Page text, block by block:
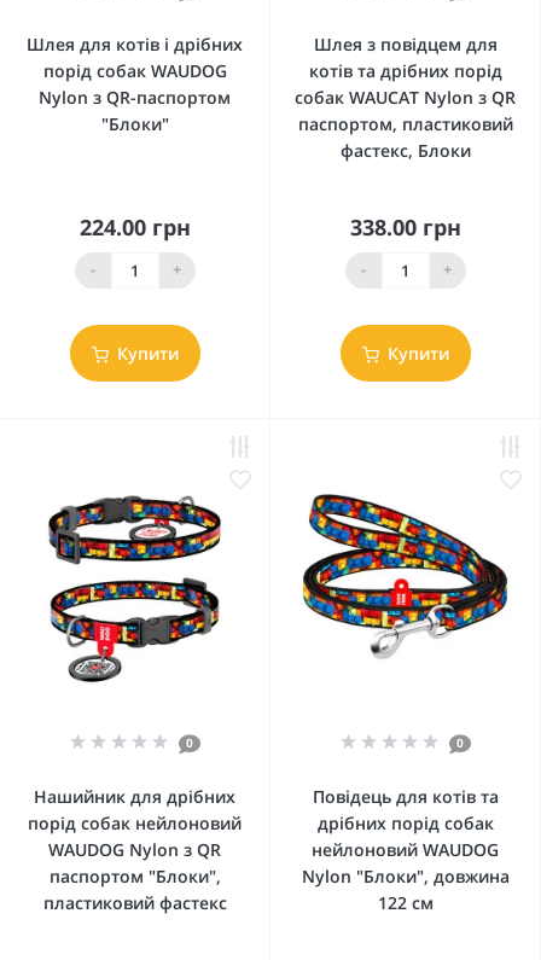
Шлея для котів і дрібних
порід собак WAUDOG
Nylon з QR-паспортом
"Блоки"
224.00 грн
- +
Купити
Шлея з повідцем для
котів та дрібних порід
собак WAUCAT Nylon з QR
паспортом, пластиковий
фастекс, Блоки
338.00 грн
- +
Купити
0
Нашийник для дрібних
порід собак нейлоновий
WAUDOG Nylon з QR
паспортом "Блоки",
пластиковий фастекс
0
Повідець для котів та
дрібних порід собак
нейлоновий WAUDOG
Nylon "Блоки", довжина
122 см